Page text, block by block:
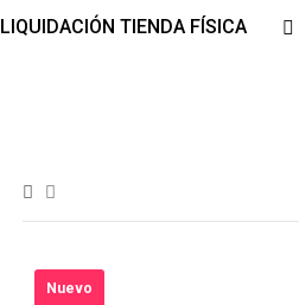
LIQUIDACIÓN TIENDA FÍSICA
Nuevo